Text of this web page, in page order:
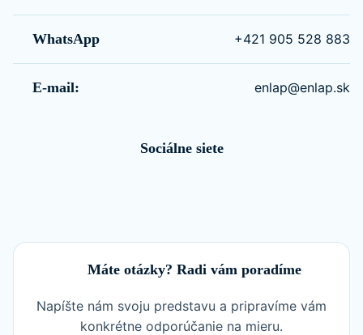
WhatsApp +421 905 528 883
E-mail: enlap@enlap.sk
Sociálne siete
Máte otázky? Radi vám poradíme
Napíšte nám svoju predstavu a pripravíme vám
konkrétne odporúčanie na mieru.